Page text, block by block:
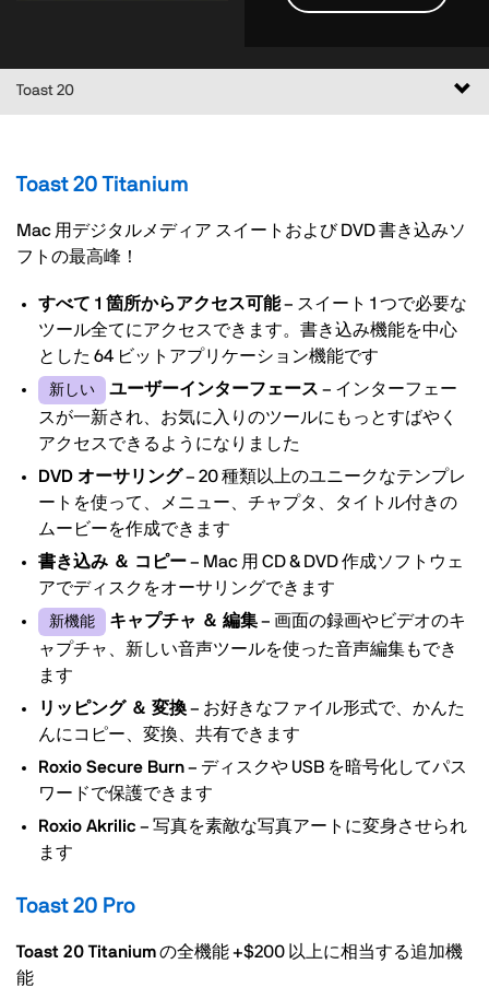
ナ
ビ
ョ
切
り
Toast 20
Toast 20 Titanium
Mac 用デジタルメディア スイートおよび DVD 書き込みソ
フトの最高峰！
すべて 1 箇所からアクセス可能– スイート 1 つで必要な
ツール全てにアクセスできます。書き込み機能を中心
とした 64 ビットアプリケーション機能です
新しい ユーザーインターフェース – インターフェー
スが一新され、お気に入りのツールにもっとすばやく
アクセスできるようになりました
DVD オーサリング– 20 種類以上のユニークなテンプレ
ートを使って、メニュー、チャプタ、タイトル付きの
ムービーを作成できます
書き込み ＆ コピー– Mac 用 CD & DVD 作成ソフトウェ
アでディスクをオーサリングできます
新機能 キャプチャ ＆ 編集– 画面の録画やビデオのキ
ャプチャ、新しい音声ツールを使った音声編集もでき
ます
リッピング ＆ 変換– お好きなファイル形式で、かんた
んにコピー、変換、共有できます
Roxio Secure Burn– ディスクや USB を暗号化してパス
ワードで保護できます
Roxio Akrilic – 写真を素敵な写真アートに変身させられ
ます
Toast 20 Pro
Toast 20 Titaniumの全機能 +$200 以上に相当する追加機
能